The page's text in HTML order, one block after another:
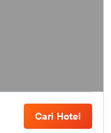
Cari Hotel